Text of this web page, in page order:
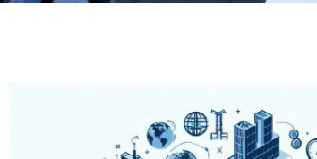
Industrias